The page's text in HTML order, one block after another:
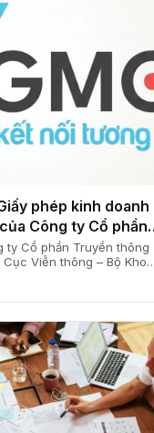
phép kinh doanh
Công ty Cổ phần
VGMO
ty Cổ phần Truyền thông
Viễn thông – Bộ Khoa
phép kinh doanh dịch
CVT. Thực hiện quy định
định số 163/2024/NĐ-CP
phủ quy định chi tiết